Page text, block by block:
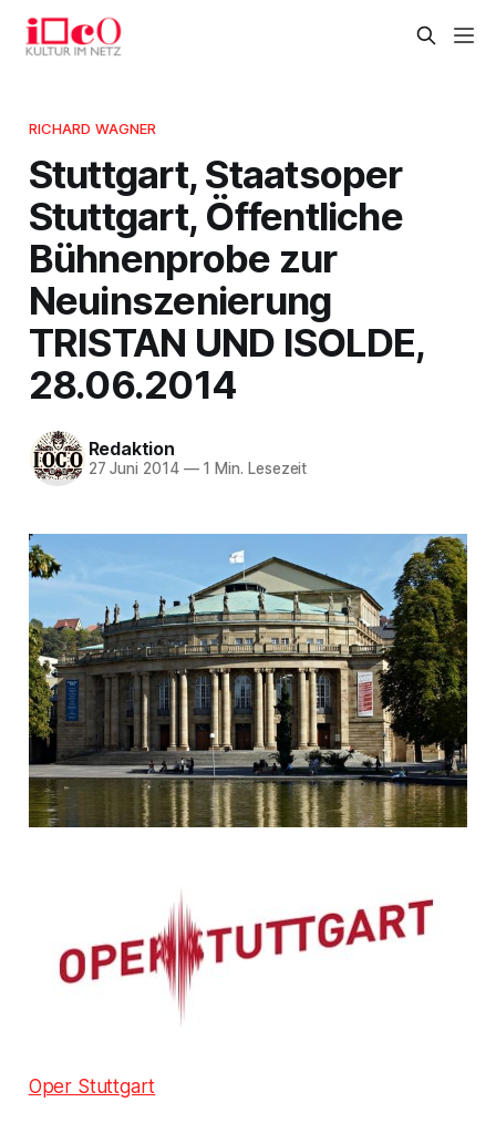
RICHARD WAGNER
Stuttgart, Staatsoper
Stuttgart, Öffentliche
Bühnenprobe zur
Neuinszenierung
TRISTAN UND ISOLDE,
28.06.2014
Redaktion
27 Juni 2014 —1 Min. Lesezeit
Oper Stuttgart